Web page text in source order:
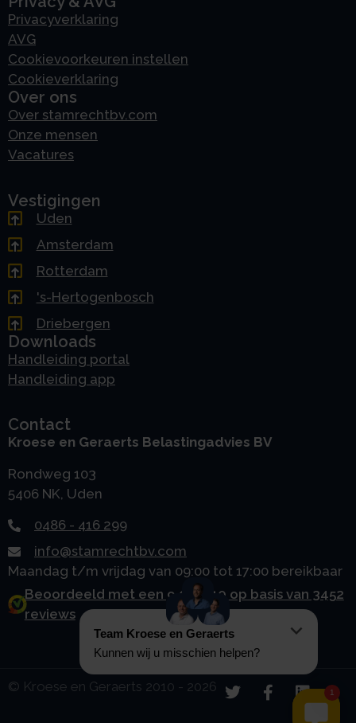
Privacyverklaring
AVG
Cookievoorkeuren instellen
Cookieverklaring
Over ons
Over stamrechtbv.com
Onze mensen
Vacatures
Vestigingen
Uden
Amsterdam
Rotterdam
's-Hertogenbosch
Driebergen
Downloads
Handleiding portal
Handleiding app
Contact
Kroese en Geraerts Belastingadvies BV
Rondweg 103
5406 NK, Uden
0486 - 416 299
info@stamrechtbv.com
Maandag t/m vrijdag van 09:00 tot 17:00 bereikbaar
Beoordeeld met een 9.0 uit 10 op basis van 3452
reviews
© Kroese en Geraerts 2010 - 2026